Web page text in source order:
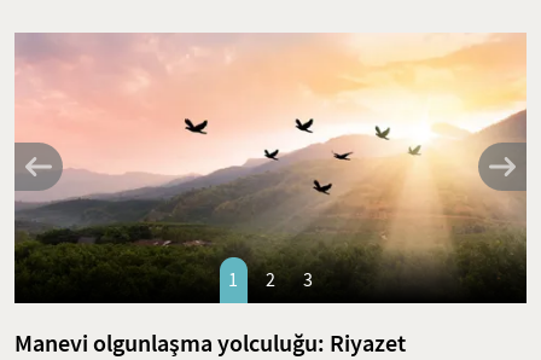
Manevi olgunlaşma yolculuğu: Riyazet
1 2 3